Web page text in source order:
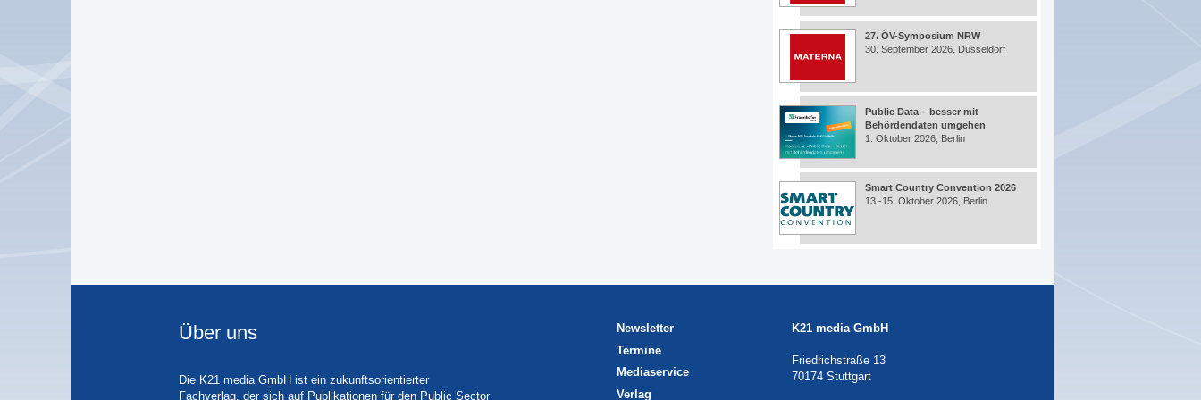
27. ÖV-Symposium NRW
30. September 2026, Düsseldorf
Public Data – besser mit
Behördendaten umgehen
1. Oktober 2026, Berlin
Smart Country Convention 2026
13.-15. Oktober 2026, Berlin
Über uns
Die K21 media GmbH ist ein zukunftsorientierter
Fachverlag, der sich auf Publikationen für den Public Sector
Newsletter
Termine
Mediaservice
Verlag
K21 media GmbH
Friedrichstraße 13
70174 Stuttgart